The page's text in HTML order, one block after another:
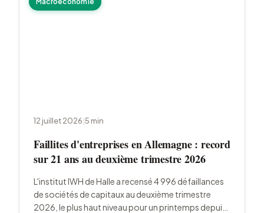
12 juillet 2026|5 min
Faillites d'entreprises en Allemagne : record
sur 21 ans au deuxième trimestre 2026
L'institut IWH de Halle a recensé 4 996 défaillances
de sociétés de capitaux au deuxième trimestre
2026, le plus haut niveau pour un printemps depuis